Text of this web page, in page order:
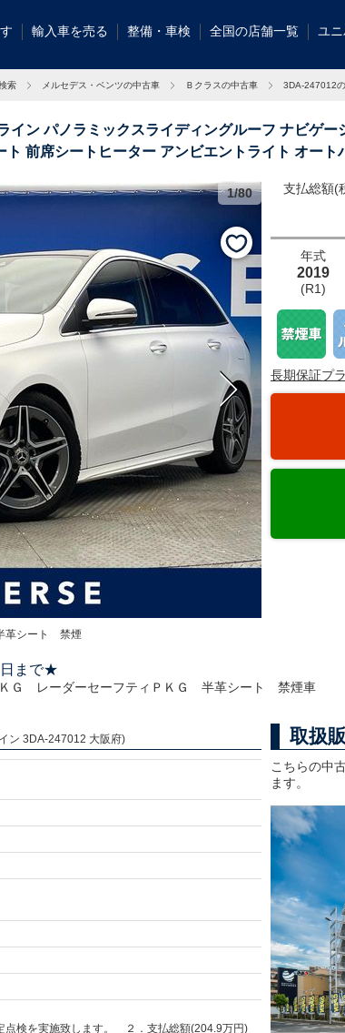
輸入車を売る 整備・車検 全国の店舗一覧 ユ
索 メルセデス・ベンツの中古車 Ｂクラスの中古車 3DA-247012
イン パノラミックスライディングルーフ ナビゲー
前席シートヒーター アンビエントライト オート
革シート 禁煙
輸入車グルー
ッタリのお
1/80 支払総額(
年式
2019
(R1)
長期保証プ
日まで★
Ｇ レーダーセーフティＰＫＧ 半革シート 禁煙車
ン 3DA-247012 大阪府)
点検を実施致します。 ２．支払総額(204.9万円)
取扱
こちらの中
ます。